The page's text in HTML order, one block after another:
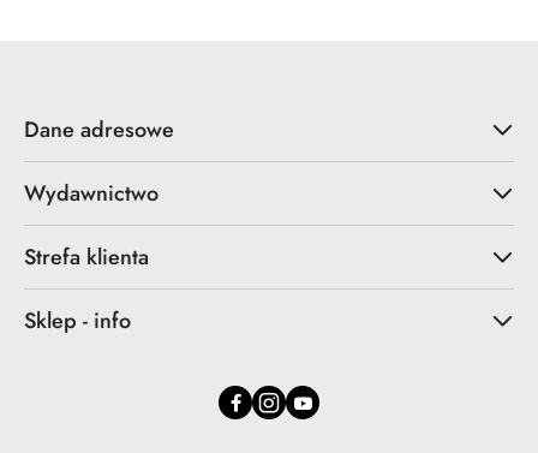
Dane adresowe
Wydawnictwo
Strefa klienta
Sklep - info